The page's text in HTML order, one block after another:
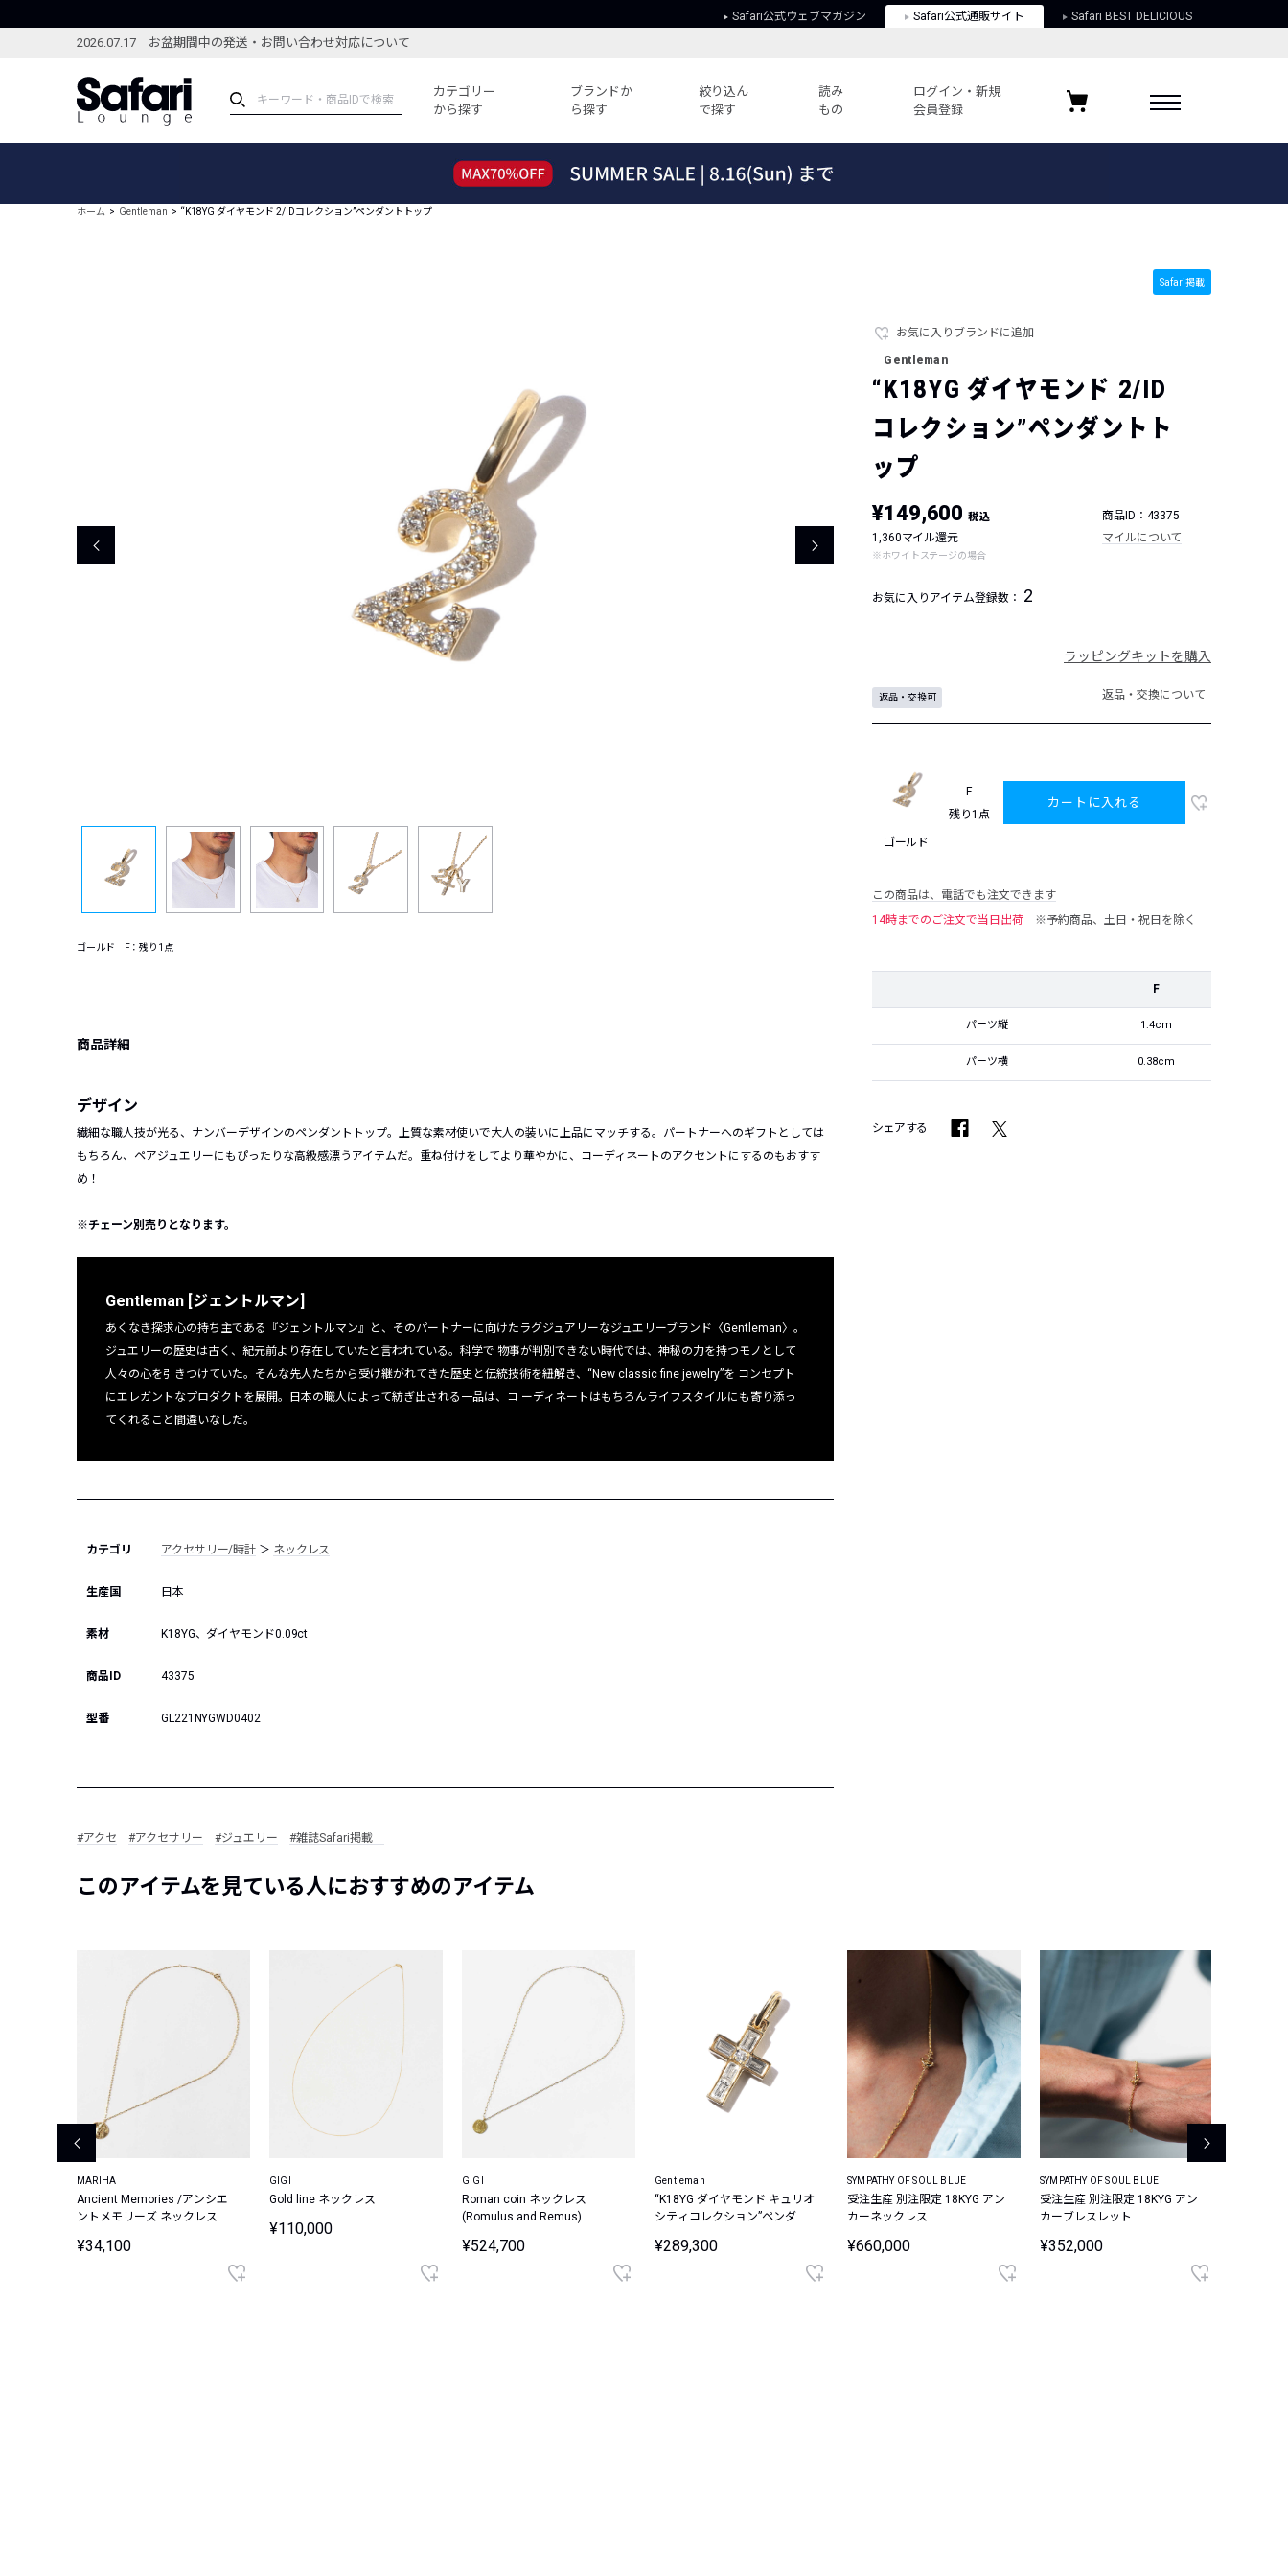
Safari公式ウェブマガジン Safari公式通販サイト Safari BEST DELICIOUS
2026.07.17 お盆期間中の発送・お問い合わせ対応について
カテゴリー
から探す
ブランドか
ら探す
絞り込ん
で探す
読み
もの
ログイン・新規
会員登録
ブランドから探す
特集記事
すべての記事
今週の別注アイテム
ウィークリーコーデ
レコメンドアイテム
ピックアップアイテム
特定商取引に関する法律
お気に入りブランド
ホーム Gentleman “K18YG ダイヤモンド 2/IDコレクション”ペンダントトップ
ゴールド F：残り1点
商品詳細
デザイン
繊細な職人技が光る、ナンバーデザインのペンダントトップ。上質な素材使いで大人の装いに上品にマッチする。パートナーへのギフトとしては
もちろん、ペアジュエリーにもぴったりな高級感漂うアイテムだ。重ね付けをしてより華やかに、コーディネートのアクセントにするのもおすす
め！
※チェーン別売りとなります。
Gentleman [ジェントルマン]
あくなき探求心の持ち主である『ジェントルマン』と、そのパートナーに向けたラグジュアリーなジュエリーブランド〈Gentleman〉。
ジュエリーの歴史は古く、紀元前より存在していたと言われている。科学で 物事が判別できない時代では、神秘の力を持つモノとして
人々の心を引きつけていた。そんな先人たちから受け継がれてきた歴史と伝統技術を紐解き、“New classic fine jewelry”を コンセプト
にエレガントなプロダクトを展開。日本の職人によって紡ぎ出される一品は、コ ーディネートはもちろんライフスタイルにも寄り添っ
てくれること間違いなしだ。
カテゴリ アクセサリー/時計 ＞ ネックレス
生産国 日本
素材 K18YG、ダイヤモンド0.09ct
商品ID 43375
型番 GL221NYGWD0402
#アクセ #アクセサリー #ジュエリー #雑誌Safari掲載
Safari掲載
お気に入りブランドに追加
Gentleman
“K18YG ダイヤモンド 2/ID
コレクション”ペンダントト
ップ
¥149,600税込
商品ID：43375
1,360マイル還元
※ホワイトステージの場合
マイルについて
お気に入りアイテム登録数： 2
ラッピングキットを購入
返品・交換可 返品・交換について
ゴールド
F
残り1点
カートに入れる
この商品は、電話でも注文できます
14時までのご注文で当日出荷
※予約商品、土日・祝日を除く
F
パーツ縦 1.4cm
パーツ横 0.38cm
シェアする
このアイテムを見ている人におすすめのアイテム
MARIHA
Ancient Memories /アンシエ
ントメモリーズ ネックレス ダ
45cm (ゴールドカラー)【シル
¥34,100
GIGI
Gold line ネックレス
¥110,000
GIGI
Roman coin ネックレス
(Romulus and Remus)
¥524,700
Gentleman
“K18YG ダイヤモンド キュリオ
シティコレクション”ペンダン
¥289,300
SYMPATHY OF SOUL BLUE
受注生産 別注限定 18KYG アン
カーネックレス
¥660,000
SYMPATHY OF SOUL BLUE
受注生産 別注限定 18KYG アン
カーブレスレット
¥352,000